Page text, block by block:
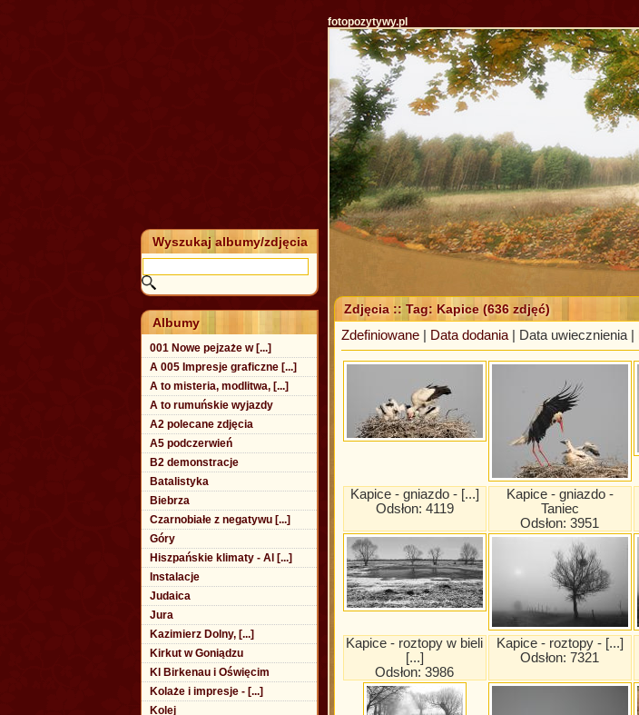
fotopozytywy.pl
Zdjęcia :: Tag: Kapice (636 zdjęć)
Zdefiniowane| Data dodania| Data uwiecznienia |
Kapice - gniazdo - [...]
Odsłon: 4119
Kapice - gniazdo -
Taniec
Odsłon: 3951
Kapice - roztopy w bieli
[...]
Odsłon: 3986
Kapice - roztopy - [...]
Odsłon: 7321
Wyszukaj albumy/zdjęcia
Albumy
001 Nowe pejzaże w [...]
A 005 Impresje graficzne [...]
A to misteria, modlitwa, [...]
A to rumuńskie wyjazdy
A2 polecane zdjęcia
A5 podczerwień
B2 demonstracje
Batalistyka
Biebrza
Czarnobiałe z negatywu [...]
Góry
Hiszpańskie klimaty - Al [...]
Instalacje
Judaica
Jura
Kazimierz Dolny, [...]
Kirkut w Goniądzu
Kl Birkenau i Oświęcim
Kolaże i impresje - [...]
Kolej